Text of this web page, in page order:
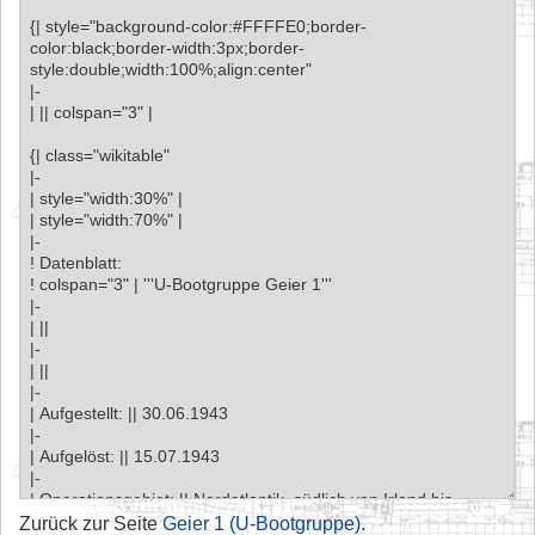
Zurück zur SeiteGeier 1 (U-Bootgruppe).